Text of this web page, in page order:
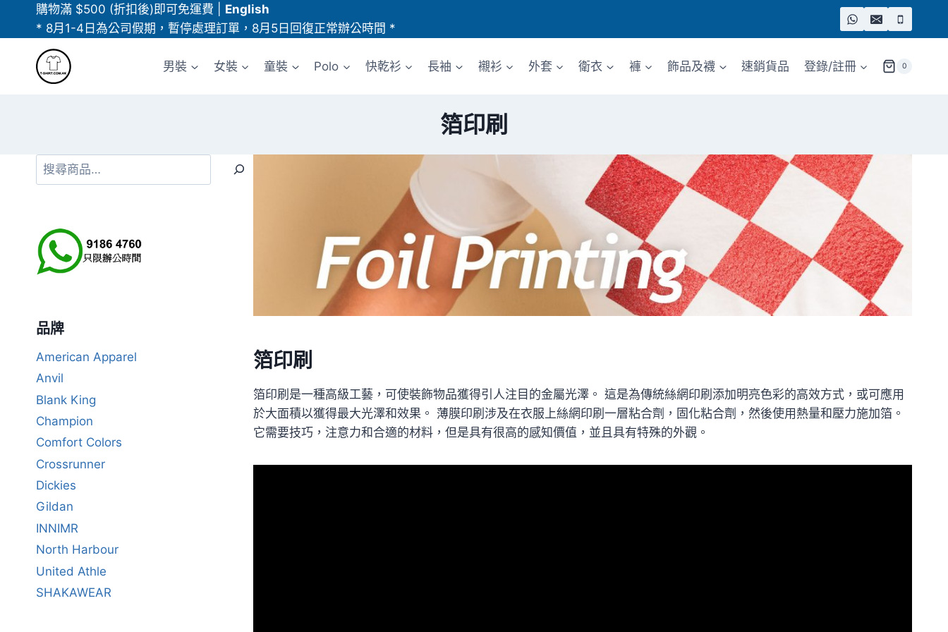
購物滿 $500 (折扣後)即可免運費
English
* 8月1-4日為公司假期，暫停處理訂單，8月5日回復正常辦公時間 *
男裝 女裝 童裝 Polo 快乾衫 長袖 襯衫 外套 衛衣 褲 飾品及襪 速銷貨品 登錄/註冊 0
箔印刷
箔印刷
箔印刷是一種高級工藝，可使裝飾物品獲得引人注目的金屬光澤。 這是為傳統絲網印刷添加明亮色彩的高效方式，或可應用
於大面積以獲得最大光澤和效果。 薄膜印刷涉及在衣服上絲網印刷一層粘合劑，固化粘合劑，然後使用熱量和壓力施加箔。
它需要技巧，注意力和合適的材料，但是具有很高的感知價值，並且具有特殊的外觀。
搜
尋
品牌
American Apparel
Anvil
Blank King
Champion
Comfort Colors
Crossrunner
Dickies
Gildan
INNIMR
North Harbour
United Athle
SHAKAWEAR